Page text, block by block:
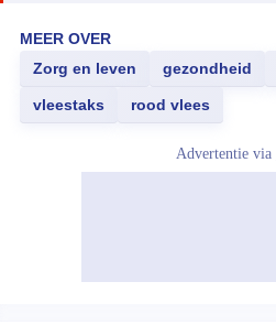
MEER OVER
Zorg en leven
gezondheid
vleestaks rood vlees
Advertentie via